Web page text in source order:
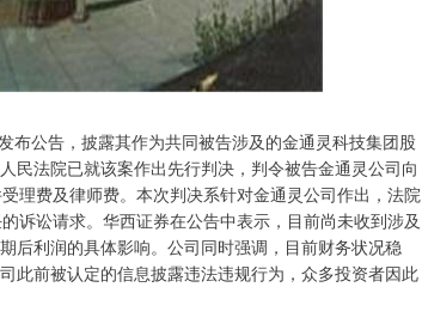
公告，披露其作为共同被告涉及的金通灵科技集团股
民法院已就该案作出先行判决，判令被告金通灵公司向
理费及律师费。本次判决系针对金通灵公司作出，法院
诉讼请求。华西证券在公告中表示，目前尚未收到涉及
后利润的具体影响。公司同时强调，目前财务状况稳
此前被认定的信息披露违法违规行为，众多投资者因此